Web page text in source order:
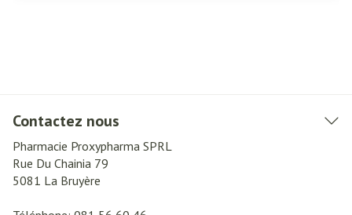
Contactez nous
Pharmacie Proxypharma SPRL
Rue Du Chainia 79
5081 La Bruyère